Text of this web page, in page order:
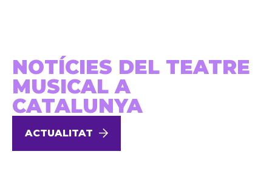
NOTÍCIES DEL TEATRE
MUSICAL A
CATALUNYA
ACTUALITAT